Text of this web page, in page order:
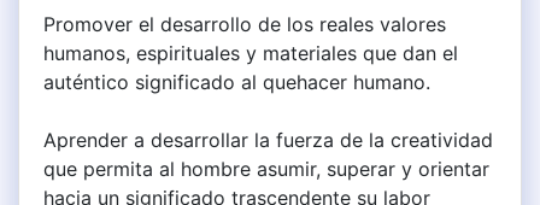
Promover el desarrollo de los reales valores
humanos, espirituales y materiales que dan el
auténtico significado al quehacer humano.
Aprender a desarrollar la fuerza de la creatividad
que permita al hombre asumir, superar y orientar
hacia un significado trascendente su labor